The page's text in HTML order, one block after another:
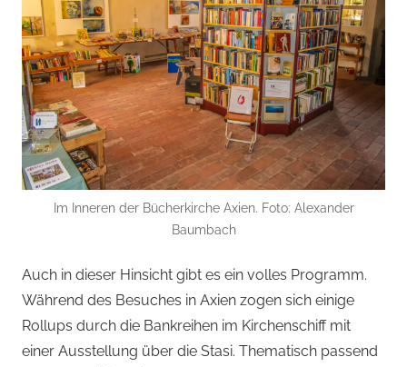
Im Inneren der Bücherkirche Axien. Foto: Alexander
Baumbach
Auch in dieser Hinsicht gibt es ein volles Programm.
Während des Besuches in Axien zogen sich einige
Rollups durch die Bankreihen im Kirchenschiff mit
einer Ausstellung über die Stasi. Thematisch passend